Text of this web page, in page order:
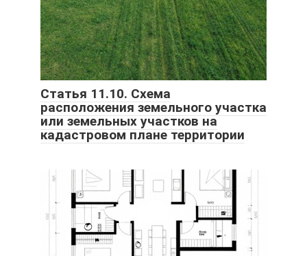
Статья 11.10. Схема
расположения земельного участка
или земельных участков на
кадастровом плане территории